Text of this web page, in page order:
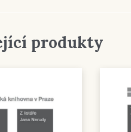
produkty